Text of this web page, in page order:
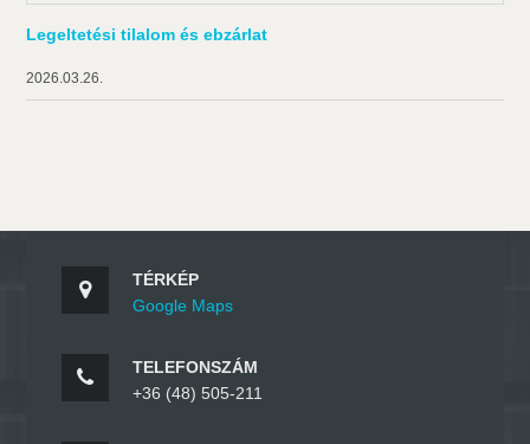
Legeltetési tilalom és ebzárlat
2026.03.26.
TÉRKÉP
Google Maps
TELEFONSZÁM
+36 (48) 505-211